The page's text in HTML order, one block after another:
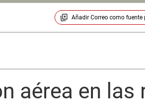
Añadir Correocomo fuente
aérea en las